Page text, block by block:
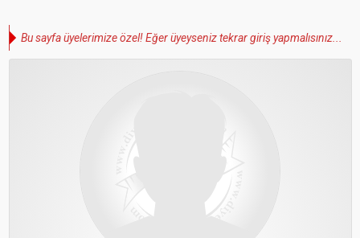
Bu sayfa üyelerimize özel! Eğer üyeyseniz tekrar giriş yapmalısınız...